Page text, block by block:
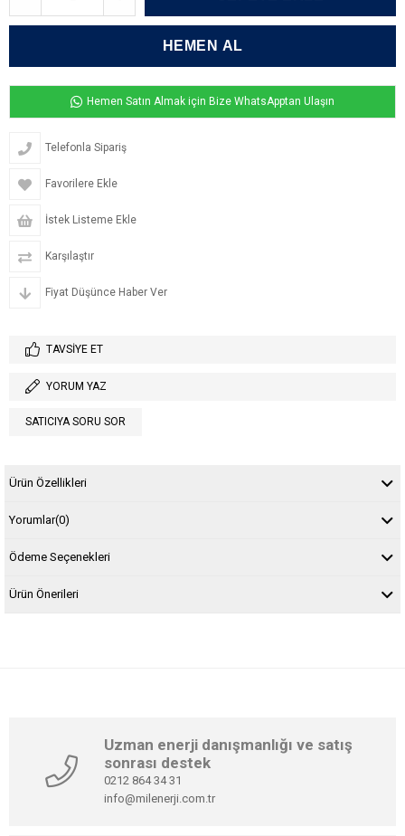
Hemen Satın Almak için Bize WhatsApptan Ulaşın
Telefonla Sipariş
Favorilere Ekle
İstek Listeme Ekle
Karşılaştır
Fiyat Düşünce Haber Ver
TAVSIYE ET
YORUM YAZ
SATICIYA SORU SOR
Ürün Özellikleri
Yorumlar(0)
Ödeme Seçenekleri
Ürün Önerileri
Uzman enerji danışmanlığı ve satış
sonrası destek
0212 864 34 31
info@milenerji.com.tr